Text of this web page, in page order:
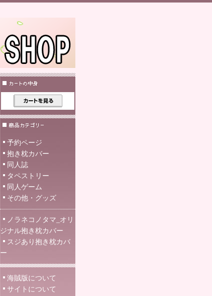
予約ページ
抱き枕カバー
同人誌
タペストリー
同人ゲーム
その他・グッズ
ノラネコノタマ_オリ
ジナル抱き枕カバー
スジあり抱き枕カバ
ー
海賊版について
サイトについて